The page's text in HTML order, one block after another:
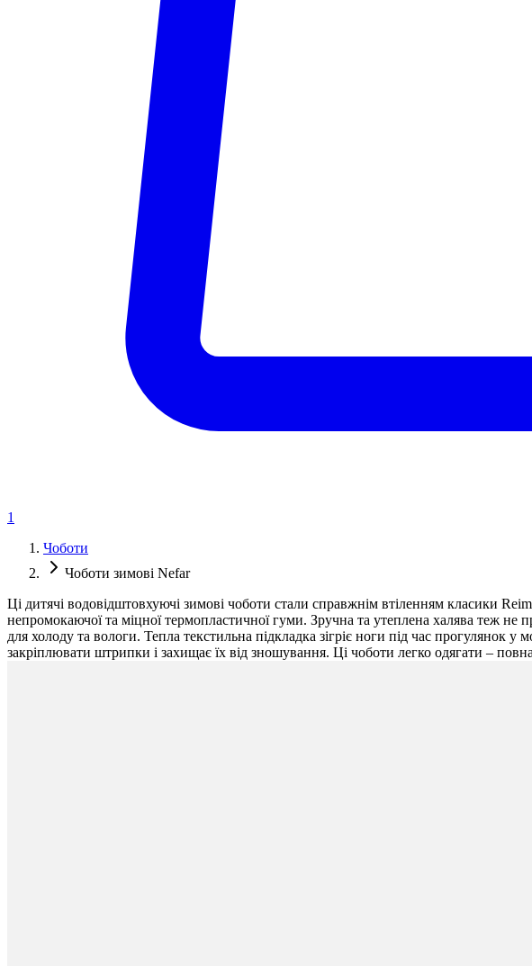
1
Чоботи
Чоботи зимові Nefar
Ці дитячі водовідштовхуючі зимові чоботи стали справжнім втіленням класики
непромокаючої та міцної термопластичної гуми. Зручна та утеплена халява теж не
для холоду та вологи. Тепла текстильна підкладка зігріє ноги під час прогулянок
закріплювати штрипки і захищає їх від зношування. Ці чоботи легко одягати –